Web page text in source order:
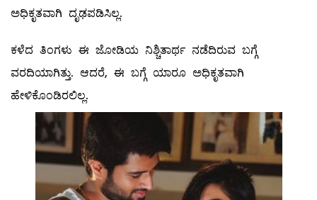
ಅಧಿಕೃತವಾಗಿ ದೃಢಪಡಿಸಿಲ್ಲ.
ಕಳೆದ ತಿಂಗಳು ಈ ಜೋಡಿಯ ನಿಶ್ಚಿತಾರ್ಥ ನಡೆದಿರುವ ಬಗ್ಗೆ
ವರದಿಯಾಗಿತ್ತು. ಆದರೆ, ಈ ಬಗ್ಗೆ ಯಾರೂ ಅಧಿಕೃತವಾಗಿ
ಹೇಳಿಕೊಂಡಿರಲಿಲ್ಲ.